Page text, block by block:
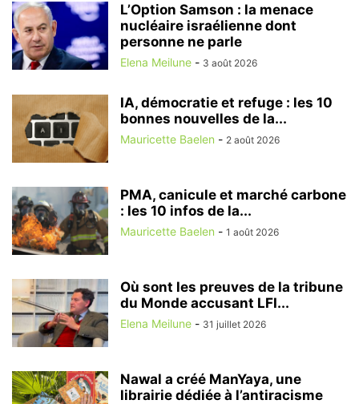
L’Option Samson : la menace
nucléaire israélienne dont
personne ne parle
Elena Meilune - 3 août 2026
IA, démocratie et refuge : les 10
bonnes nouvelles de la...
Mauricette Baelen - 2 août 2026
PMA, canicule et marché carbone
: les 10 infos de la...
Mauricette Baelen - 1 août 2026
Où sont les preuves de la tribune
du Monde accusant LFI...
Elena Meilune - 31 juillet 2026
Nawal a créé ManYaya, une
librairie dédiée à l’antiracisme